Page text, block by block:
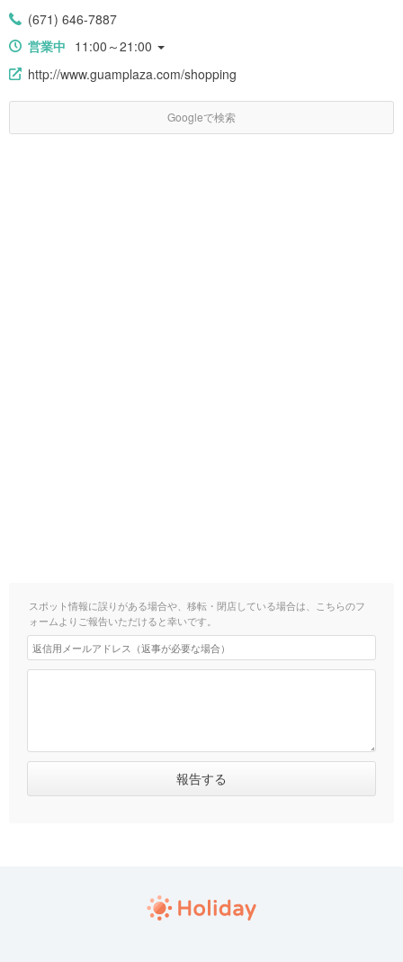
(671) 646-7887
営業中 11:00～21:00
http://www.guamplaza.com/shopping
Googleで検索
スポット情報に誤りがある場合や、移転・閉店している場合は、こちらのフ
ォームよりご報告いただけると幸いです。